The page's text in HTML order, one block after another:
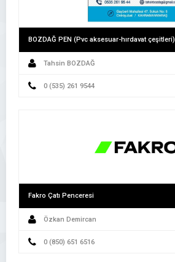
BOZDAĞ PEN (Pvc aksesuar-hırdavat çeşitleri)
Tahsin BOZDAĞ
0 (535) 261 9544
Fakro Çatı Penceresi
Özkan Demircan
0 (850) 651 6516